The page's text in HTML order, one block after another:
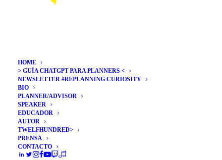
HOME
> GUÍA CHATGPT PARA PLANNERS <
NEWSLETTER #REPLANNING CURIOSITY
BIO
PLANNER/ADVISOR
SPEAKER
EDUCADOR
AUTOR
TWELFHUNDRED>
PRENSA
CONTACTO